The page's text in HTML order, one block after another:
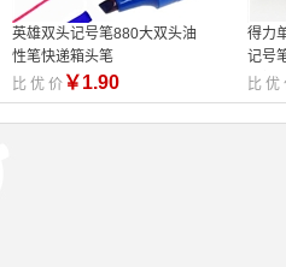
英雄双头记号笔880大双头油
性笔快递箱头笔
比 优 价 ￥1.90
得力
记号
具批
比 优